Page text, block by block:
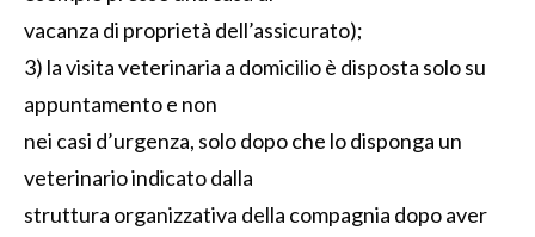
vacanza di proprietà dell’assicurato);
3) la visita veterinaria a domicilio è disposta solo su
appuntamento e non
nei casi d’urgenza, solo dopo che lo disponga un
veterinario indicato dalla
struttura organizzativa della compagnia dopo aver